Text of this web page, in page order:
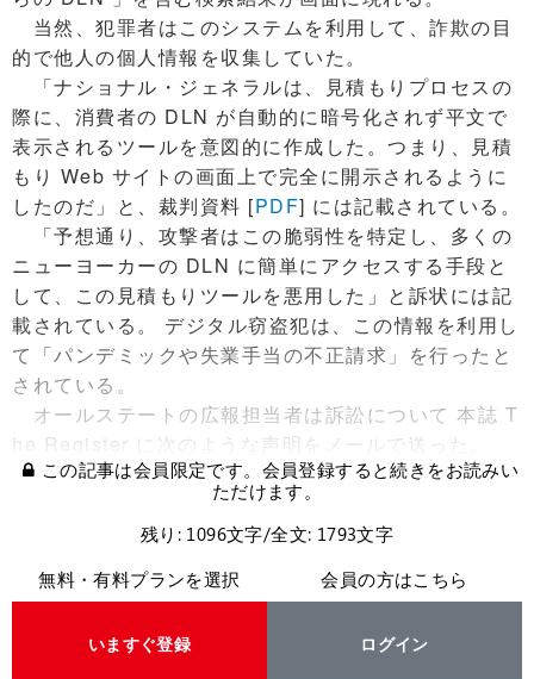
当然、犯罪者はこのシステムを利用して、詐欺の目
的で他人の個人情報を収集していた。
「ナショナル・ジェネラルは、見積もりプロセスの
際に、消費者の DLN が自動的に暗号化されず平文で
表示されるツールを意図的に作成した。つまり、見積
もり Web サイトの画面上で完全に開示されるように
したのだ」と、裁判資料 [PDF] には記載されている。
「予想通り、攻撃者はこの脆弱性を特定し、多くの
ニューヨーカーの DLN に簡単にアクセスする手段と
して、この見積もりツールを悪用した」と訴状には記
載されている。 デジタル窃盗犯は、この情報を利用し
て「パンデミックや失業手当の不正請求」を行ったと
されている。
オールステートの広報担当者は訴訟について 本誌 T
he Register に次のような声明をメールで送った。
この記事は会員限定です。会員登録すると続きをお読みい
ただけます。
残り: 1096文字/全文: 1793文字
無料・有料プランを選択
いますぐ登録
会員の方はこちら
ログイン